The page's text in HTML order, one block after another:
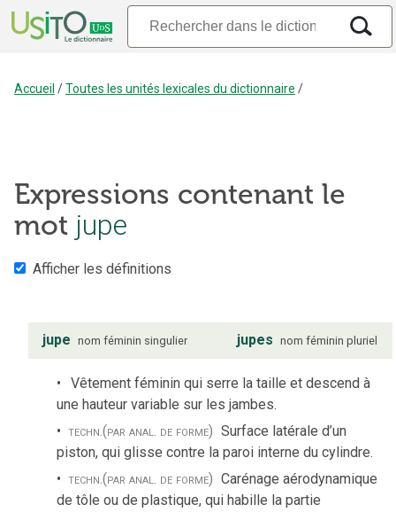
Accueil /Toutes les unités lexicales du dictionnaire /
Expressions contenant le
mot jupe
Afficher les définitions
jupe nom féminin singulier jupes nom féminin pluriel
Vêtement féminin qui serre la taille et descend à
une hauteur variable sur les jambes.
techn.(par anal. de forme) Surface latérale d’un
piston, qui glisse contre la paroi interne du cylindre.
techn.(par anal. de forme) Carénage aérodynamique
de tôle ou de plastique, qui habille la partie